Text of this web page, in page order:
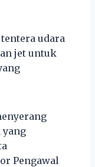
udara
jet untuk
yang
Pengawal